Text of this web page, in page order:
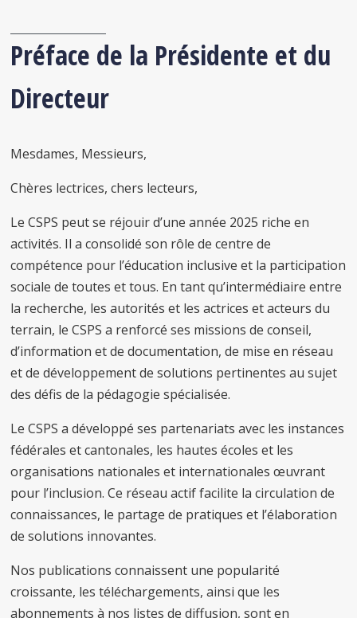
Préface de la Présidente et du
Directeur
Mesdames, Messieurs,
Chères lectrices, chers lecteurs,
Le CSPS peut se réjouir d’une année 2025 riche en
activités. Il a consolidé son rôle de centre de
compétence pour l’éducation inclusive et la participation
sociale de toutes et tous. En tant qu’intermédiaire entre
la recherche, les autorités et les actrices et acteurs du
terrain, le CSPS a renforcé ses missions de conseil,
d’information et de documentation, de mise en réseau
et de développement de solutions pertinentes au sujet
des défis de la pédagogie spécialisée.
Le CSPS a développé ses partenariats avec les instances
fédérales et cantonales, les hautes écoles et les
organisations nationales et internationales œuvrant
pour l’inclusion. Ce réseau actif facilite la circulation de
connaissances, le partage de pratiques et l’élaboration
de solutions innovantes.
Nos publications connaissent une popularité
croissante, les téléchargements, ainsi que les
abonnements à nos listes de diffusion, sont en